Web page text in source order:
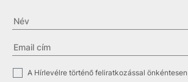
A Hírlevélre történő feliratkozással